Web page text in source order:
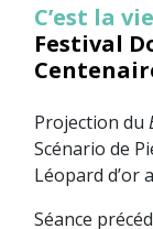
C’est la vie
Festival
Projection du
Scénario de
Léopard d’or
Séance